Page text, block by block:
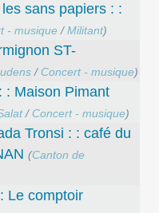
sans papiers : :
- musique/Militant)
ST-
/ Concert - musique)
: Maison Pimant
/ Concert - musique)
Tronsi : : café du
(Canton de
Le comptoir